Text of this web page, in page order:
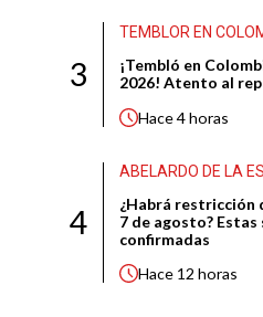
3
TEMBLOR EN
¡Tembló en
2026! Atento al
Hace4 horas
4
ABELARDO DE LA
¿Habrá restricción
7 de agosto? Estas
confirmadas
Hace 12 horas